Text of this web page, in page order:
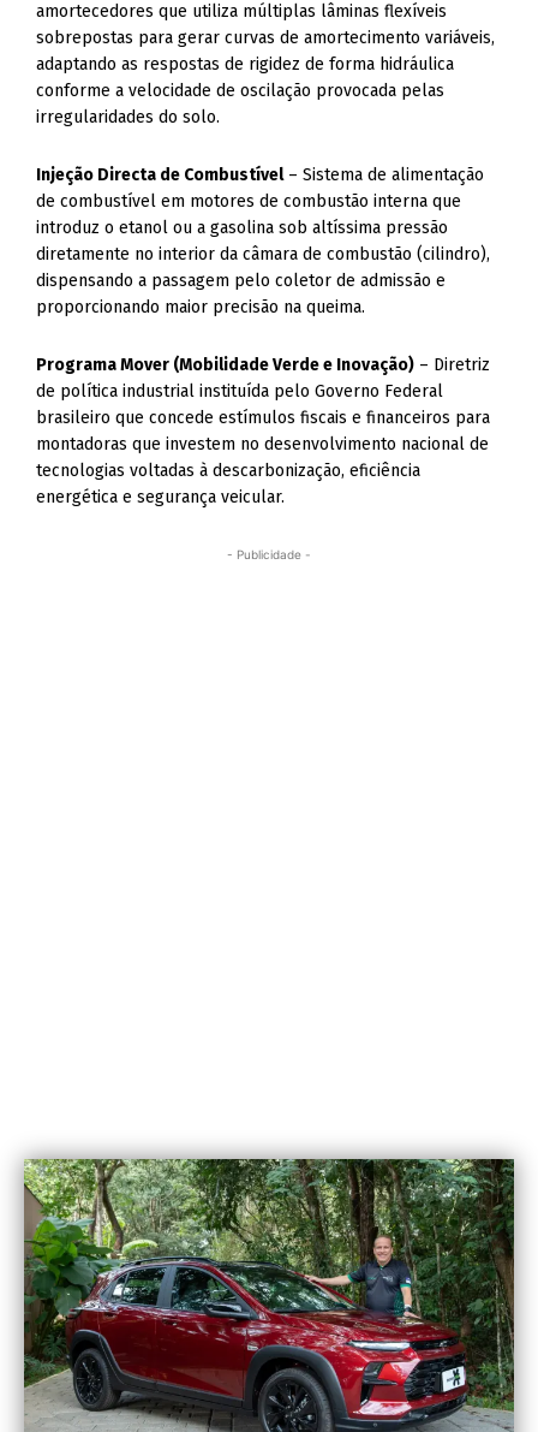
amortecedores que utiliza múltiplas lâminas flexíveis
sobrepostas para gerar curvas de amortecimento variáveis,
adaptando as respostas de rigidez de forma hidráulica
conforme a velocidade de oscilação provocada pelas
irregularidades do solo.
Injeção Directa de Combustível– Sistema de alimentação
de combustível em motores de combustão interna que
introduz o etanol ou a gasolina sob altíssima pressão
diretamente no interior da câmara de combustão (cilindro),
dispensando a passagem pelo coletor de admissão e
proporcionando maior precisão na queima.
Programa Mover (Mobilidade Verde e Inovação) – Diretriz
de política industrial instituída pelo Governo Federal
brasileiro que concede estímulos fiscais e financeiros para
montadoras que investem no desenvolvimento nacional de
tecnologias voltadas à descarbonização, eficiência
energética e segurança veicular.
- Publicidade -